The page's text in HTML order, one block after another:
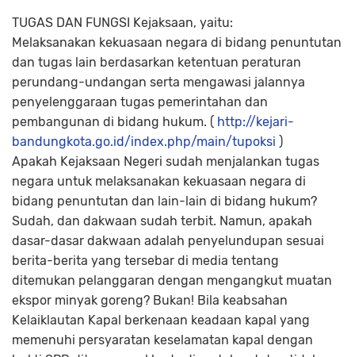
TUGAS DAN FUNGSI Kejaksaan, yaitu:
Melaksanakan kekuasaan negara di bidang penuntutan
dan tugas lain berdasarkan ketentuan peraturan
perundang-undangan serta mengawasi jalannya
penyelenggaraan tugas pemerintahan dan
pembangunan di bidang hukum. ( http://kejari-
bandungkota.go.id/index.php/main/tupoksi )
Apakah Kejaksaan Negeri sudah menjalankan tugas
negara untuk melaksanakan kekuasaan negara di
bidang penuntutan dan lain-lain di bidang hukum?
Sudah, dan dakwaan sudah terbit. Namun, apakah
dasar-dasar dakwaan adalah penyelundupan sesuai
berita-berita yang tersebar di media tentang
ditemukan pelanggaran dengan mengangkut muatan
ekspor minyak goreng? Bukan! Bila keabsahan
Kelaiklautan Kapal berkenaan keadaan kapal yang
memenuhi persyaratan keselamatan kapal dengan